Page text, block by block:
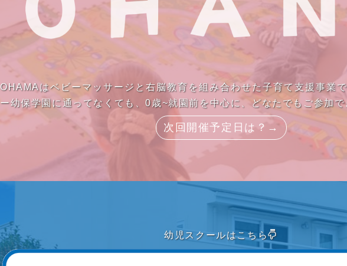
OHAMAはベビーマッサージと右脳教育を組み合わせた子育て支援事業
ー幼保学園に通ってなくても、0歳~就園前を中心に、どなたでもご参加で
次回開催予定日は？→
幼児スクールはこちら